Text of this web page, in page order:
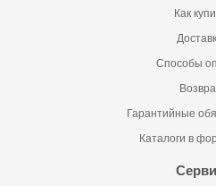
Как
Способы
Гарантийные
Каталоги в